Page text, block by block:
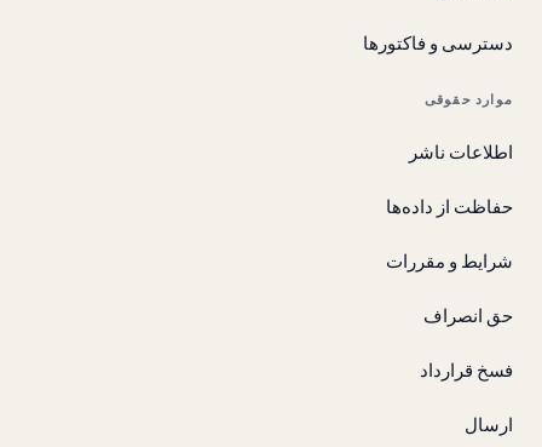
دسترسی و فاکتورها
موارد حقوقی
اطلاعات ناشر
حفاظت از داده‌ها
شرایط و مقررات
حق انصراف
فسخ قرارداد
ارسال